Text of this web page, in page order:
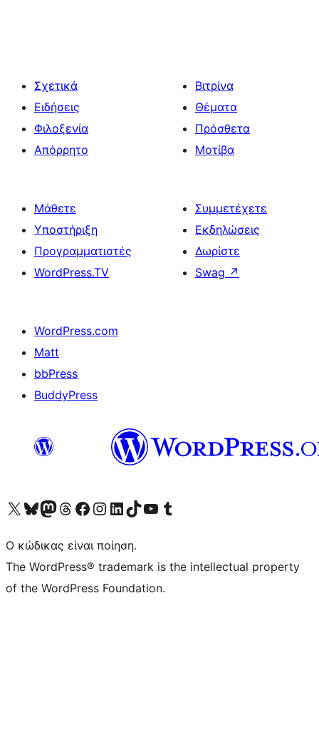
Σχετικά
Ειδήσεις
Φιλοξενία
Απόρρητο
Βιτρίνα
Θέματα
Πρόσθετα
Μοτίβα
Μάθετε
Υποστήριξη
Προγραμματιστές
WordPress.TV
Συμμετέχετε
Εκδηλώσεις
Δωρίστε
Swag ↗
WordPress.com
Matt
bbPress
BuddyPress
Visit our X (formerly Twitter) account
Visit our Bluesky account
Επισκεφθείτε τον λογαριασμό μας στο Mastodon
Visit our Threads account
Επισκεφτείτε τη σελίδα μας στο Facebook
Επισκεφθείτε τον λογαριασμό μας Instagram
Επισκεφθείτε τον λογαριασμό μας LinkedIn
Visit our TikTok account
Visit our YouTube channel
Visit our Tumblr account
Ο κώδικας είναι ποίηση.
The WordPress® trademark is the intellectual property
of the WordPress Foundation.